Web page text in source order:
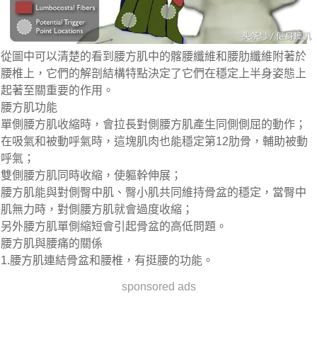
從圖中可以清楚的看到腰方肌中的髂腰纖維和腰肋纖維附著於
腰椎上，它們的解剖結構特點決定了它們在穩定上半身姿態上
起著至關重要的作用。
腰方肌功能
單側腰方肌收縮時，會拉長對側腰方肌產生同側側屈的動作；
在吸氣和被動呼氣時，這塊肌肉也能穩定第12肋骨，輔助被動
呼氣；
雙側腰方肌同時收縮，使軀幹伸展；
腰方肌能與對側臀中肌、臀小肌共同維持骨盆的穩定，當臀中
肌無力時，對側腰方肌就會過度收縮；
另外腰方肌單側縮短會引起骨盆的高低問題。
腰方肌與腰痛的關係
1.腰方肌連結骨盆和腰椎，有挺腰的功能。
sponsored ads